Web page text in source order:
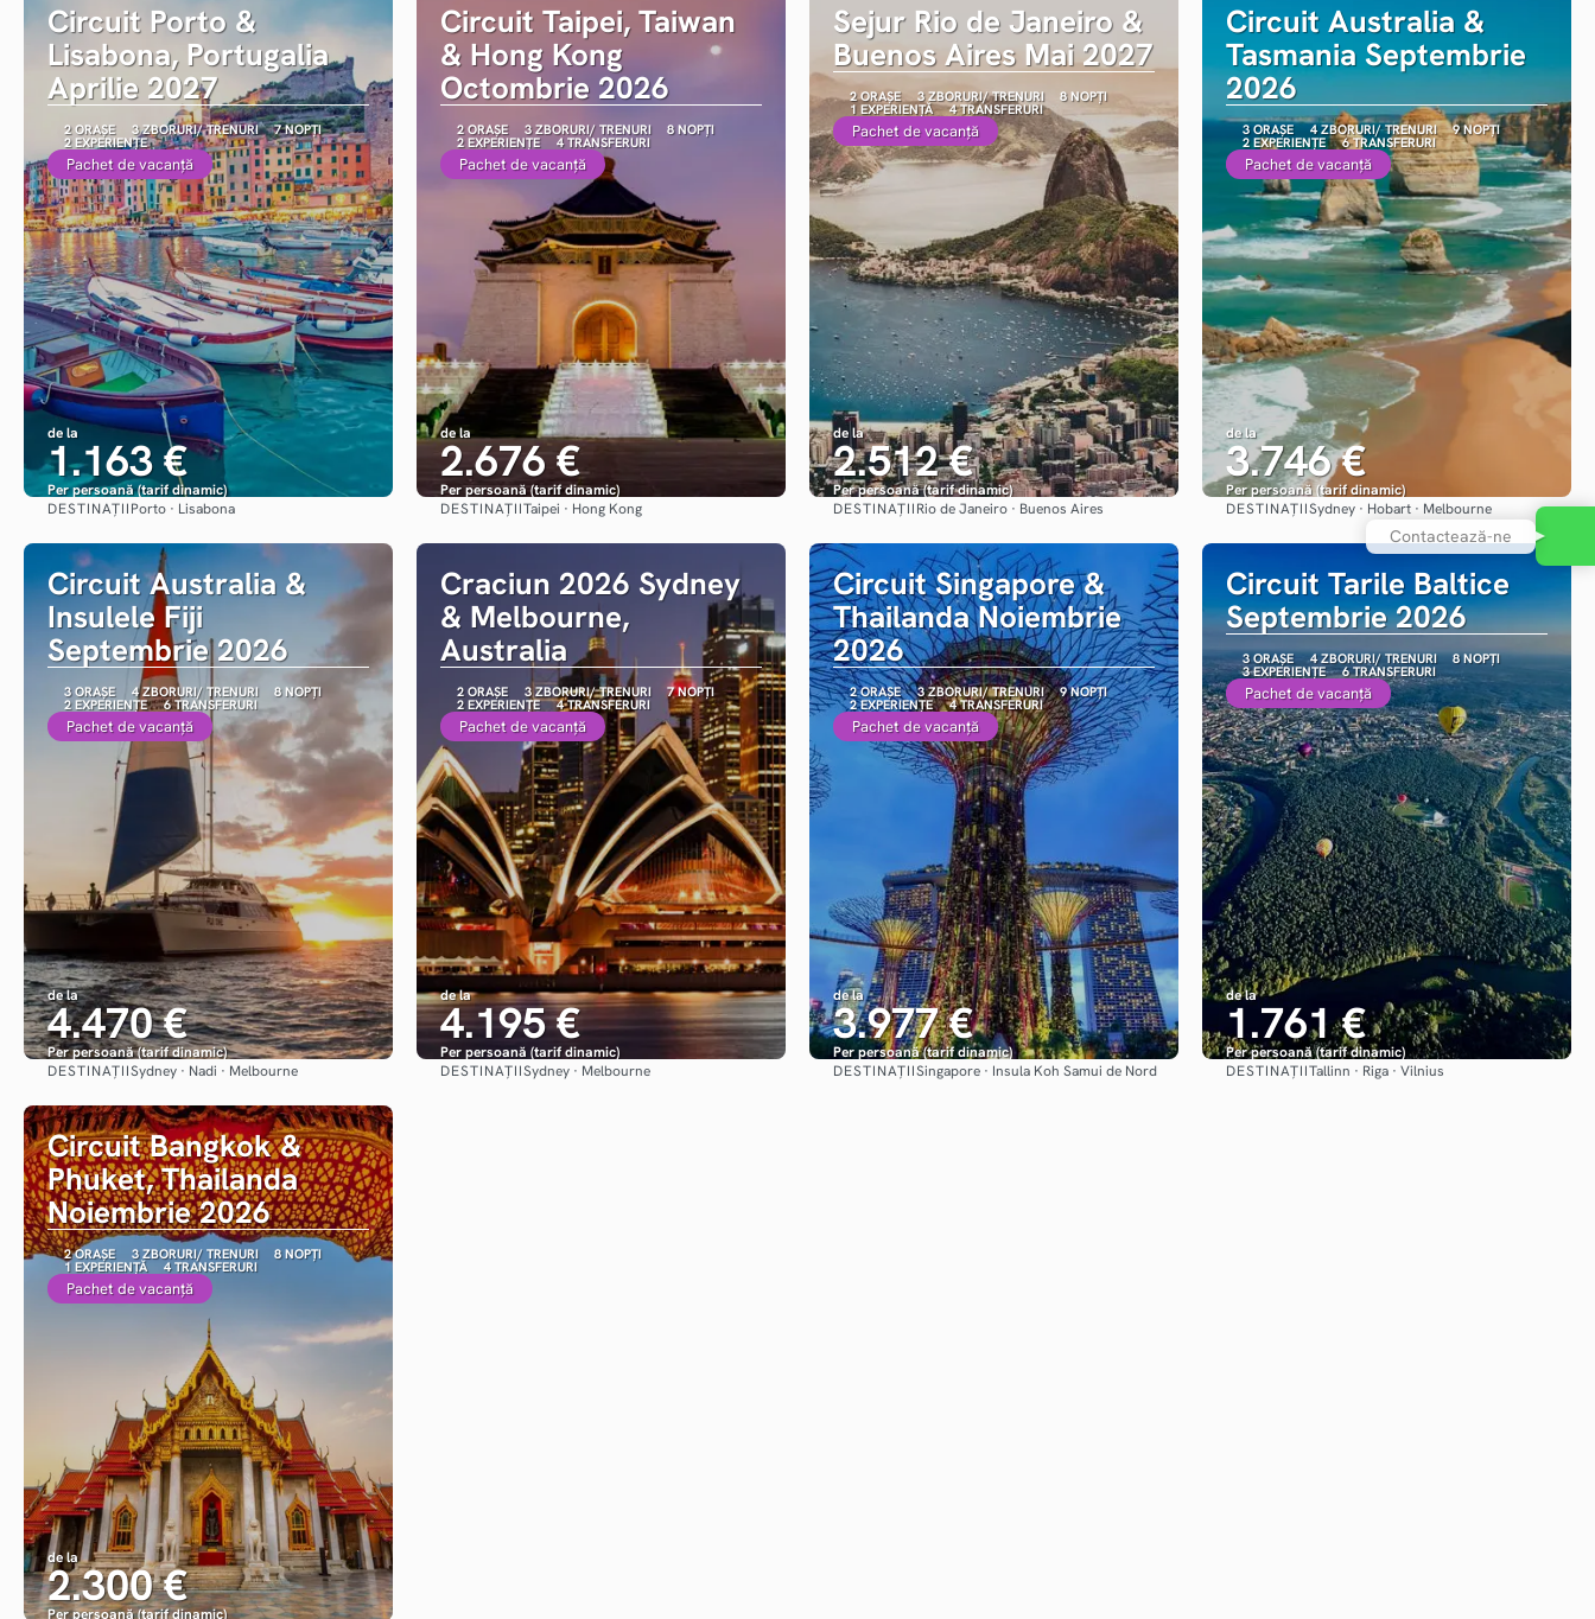
Circuit Porto &
Lisabona, Portugalia
Aprilie 2027
2 ORAȘE 3 ZBORURI/ TRENURI 7 NOPȚI
2 EXPERIENȚE
Pachet de vacanță
de la
1.163 €
Per persoană (tarif dinamic)
Vezi detalii
DESTINAȚIIPorto · Lisabona
Circuit Taipei, Taiwan
& Hong Kong
Octombrie 2026
2 ORAȘE 3 ZBORURI/ TRENURI 8 NOPȚI
2 EXPERIENȚE 4 TRANSFERURI
Pachet de vacanță
de la
2.676 €
Per persoană (tarif dinamic)
Vezi detalii
DESTINAȚIITaipei · Hong Kong
Sejur Rio de Janeiro &
Buenos Aires Mai 2027
2 ORAȘE 3 ZBORURI/ TRENURI 8 NOPȚI
1 EXPERIENȚĂ 4 TRANSFERURI
Pachet de vacanță
de la
2.512 €
Per persoană (tarif dinamic)
Vezi detalii
DESTINAȚIIRio de Janeiro · Buenos Aires
Circuit Australia &
Tasmania Septembrie
2026
3 ORAȘE 4 ZBORURI/ TRENURI 9 NOPȚI
2 EXPERIENȚE 6 TRANSFERURI
Pachet de vacanță
de la
3.746 €
Per persoană (tarif dinamic)
Vezi detalii
DESTINAȚIISydney · Hobart · Melbourne
Circuit Australia &
Insulele Fiji
Septembrie 2026
3 ORAȘE 4 ZBORURI/ TRENURI 8 NOPȚI
2 EXPERIENȚE 6 TRANSFERURI
Pachet de vacanță
de la
4.470 €
Per persoană (tarif dinamic)
Vezi detalii
DESTINAȚIISydney · Nadi · Melbourne
Craciun 2026 Sydney
& Melbourne,
Australia
2 ORAȘE 3 ZBORURI/ TRENURI 7 NOPȚI
2 EXPERIENȚE 4 TRANSFERURI
Pachet de vacanță
de la
4.195 €
Per persoană (tarif dinamic)
Vezi detalii
DESTINAȚIISydney · Melbourne
Circuit Singapore &
Thailanda Noiembrie
2026
2 ORAȘE 3 ZBORURI/ TRENURI 9 NOPȚI
2 EXPERIENȚE 4 TRANSFERURI
Pachet de vacanță
de la
3.977 €
Per persoană (tarif dinamic)
Vezi detalii
DESTINAȚIISingapore · Insula Koh Samui de Nord
Circuit Tarile Baltice
Septembrie 2026
3 ORAȘE 4 ZBORURI/ TRENURI 8 NOPȚI
3 EXPERIENȚE 6 TRANSFERURI
Pachet de vacanță
de la
1.761 €
Per persoană (tarif dinamic)
Vezi detalii
DESTINAȚIITallinn · Riga · Vilnius
Circuit Bangkok &
Phuket, Thailanda
Noiembrie 2026
2 ORAȘE 3 ZBORURI/ TRENURI 8 NOPȚI
1 EXPERIENȚĂ 4 TRANSFERURI
Pachet de vacanță
de la
2.300 €
Per persoană (tarif dinamic)
Contactează-ne